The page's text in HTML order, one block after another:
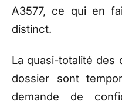
A3577, ce qui en
distinct.
La quasi-totalité des
dossier sont
demande de